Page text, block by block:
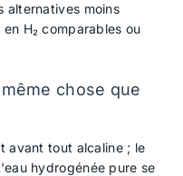
alternatives moins
H₂ comparables ou
chose que
avant tout alcaline ; le
hydrogénée pure se